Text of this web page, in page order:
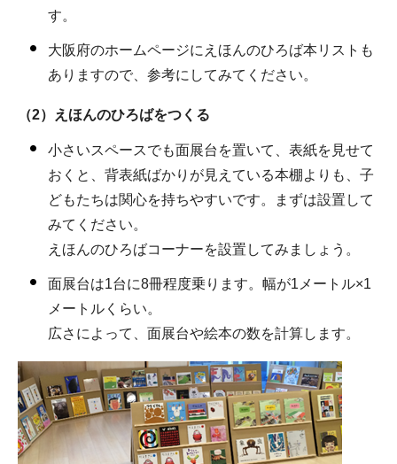
す。
大阪府のホームページにえほんのひろば本リストも
ありますので、参考にしてみてください。
（2）えほんのひろばをつくる
小さいスペースでも面展台を置いて、表紙を見せて
おくと、背表紙ばかりが見えている本棚よりも、子
どもたちは関心を持ちやすいです。まずは設置して
みてください。
えほんのひろばコーナーを設置してみましょう。
面展台は1台に8冊程度乗ります。幅が1メートル×1
メートルくらい。
広さによって、面展台や絵本の数を計算します。